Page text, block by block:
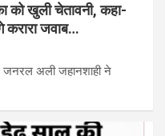
को खुली चेतावनी, कहा-
करारा जवाब…
जनरल अली जहानशाही ने